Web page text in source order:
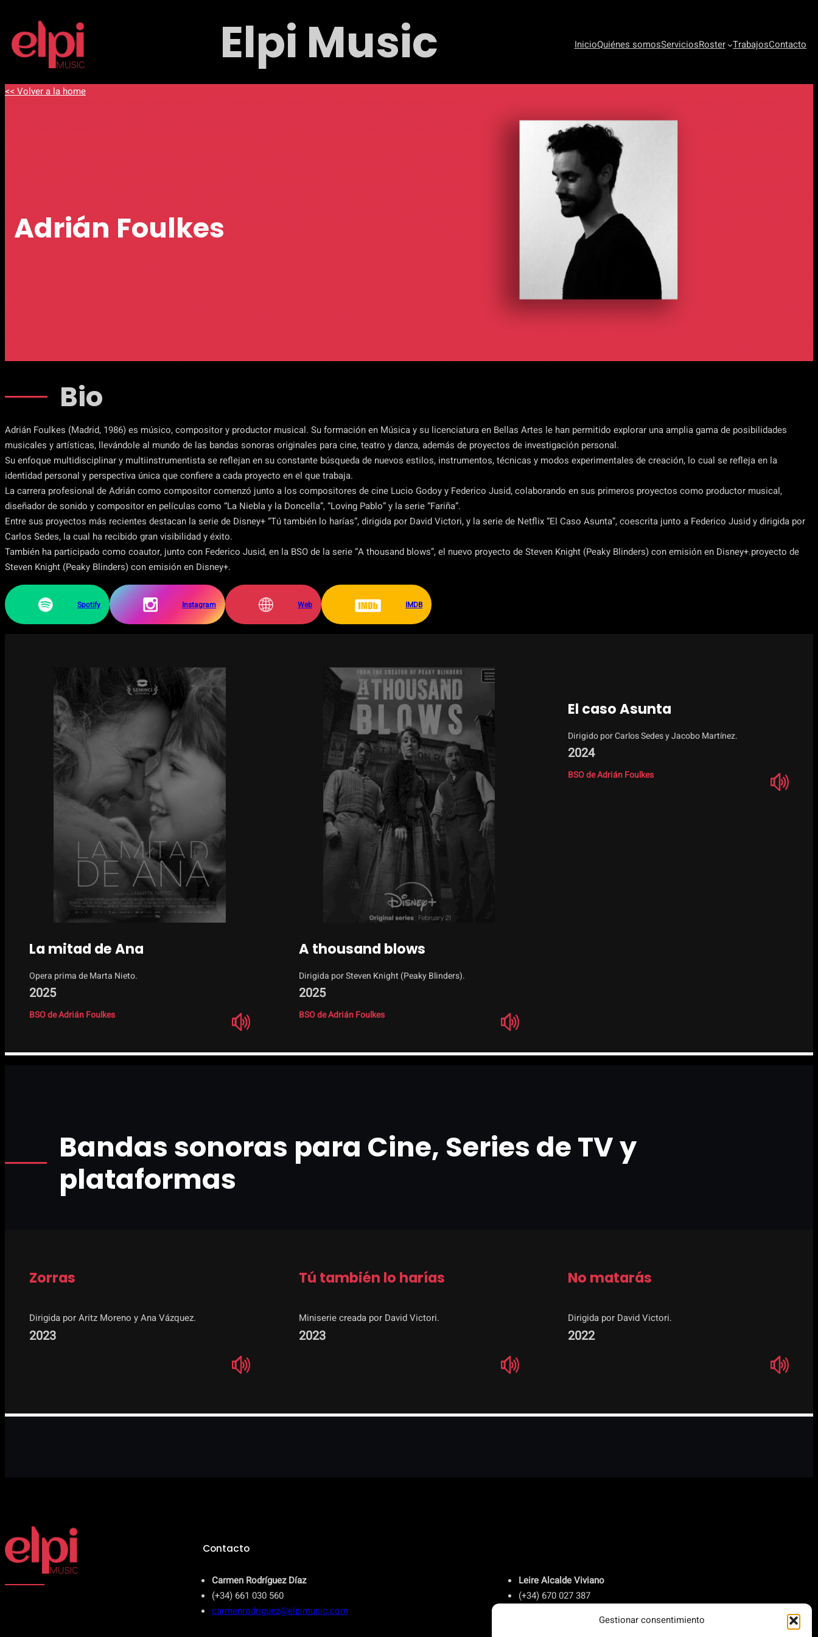
Gestionar consentimiento
Elpi Music InicioQuiénes somosServiciosRoster TrabajosContacto
<< Volver a la home
Adrián Foulkes
Bio
Adrián Foulkes (Madrid, 1986) es músico, compositor y productor musical. Su formación en Música y su licenciatura en Bellas Artes le han permitido explorar una amplia gama de posibilidades
musicales y artísticas, llevándole al mundo de las bandas sonoras originales para cine, teatro y danza, además de proyectos de investigación personal.
Su enfoque multidisciplinar y multiinstrumentista se reflejan en su constante búsqueda de nuevos estilos, instrumentos, técnicas y modos experimentales de creación, lo cual se refleja en la
identidad personal y perspectiva única que confiere a cada proyecto en el que trabaja.
La carrera profesional de Adrián como compositor comenzó junto a los compositores de cine Lucio Godoy y Federico Jusid, colaborando en sus primeros proyectos como productor musical,
diseñador de sonido y compositor en películas como “La Niebla y la Doncella”, “Loving Pablo” y la serie “Fariña”.
Entre sus proyectos más recientes destacan la serie de Disney+ “Tú también lo harías”, dirigida por David Victori, y la serie de Netflix “El Caso Asunta”, coescrita junto a Federico Jusid y dirigida por
Carlos Sedes, la cual ha recibido gran visibilidad y éxito.
También ha participado como coautor, junto con Federico Jusid, en la BSO de la serie “A thousand blows”, el nuevo proyecto de Steven Knight (Peaky Blinders) con emisión en Disney+.proyecto de
Steven Knight (Peaky Blinders) con emisión en Disney+.
Spotify Instagram Web IMDB
La mitad de Ana
Opera prima de Marta Nieto.
2025
BSO de Adrián Foulkes
A thousand blows
Dirigida por Steven Knight (Peaky Blinders).
2025
BSO de Adrián Foulkes
El caso Asunta
Dirigido por Carlos Sedes y Jacobo Martínez.
2024
BSO de Adrián Foulkes
Bandas sonoras para Cine, Series de TV y
plataformas
Zorras
Dirigida por Aritz Moreno y Ana Vázquez.
2023
Tú también lo harías
Miniserie creada por David Victori.
2023
No matarás
Dirigida por David Victori.
2022
Contacto
Carmen Rodríguez Díaz
(+34) 661 030 560
carmenrodriguez@elpimusic.com
Leire Alcalde Viviano
(+34) 670 027 387